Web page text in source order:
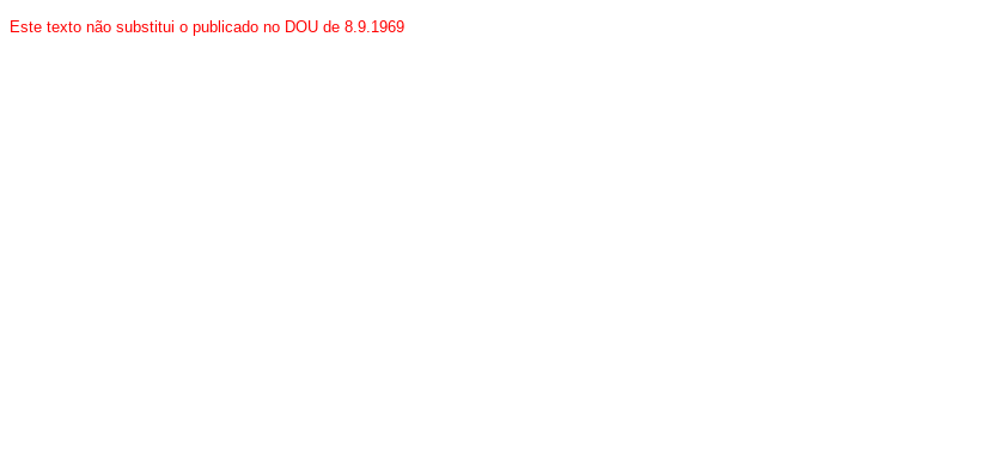
Este texto não substitui o publicado no DOU de 8.9.1969